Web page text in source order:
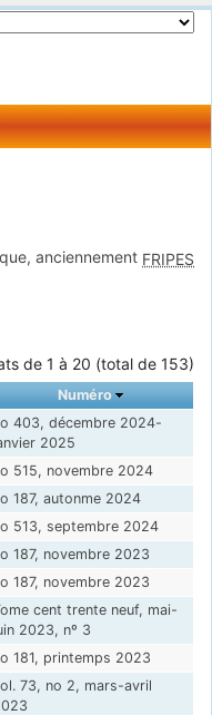
anciennement FRIPES
de 1 à 20 (total de 153)
Numéro
403, décembre 2024-
2025
515, novembre 2024
187, autonme 2024
513, septembre 2024
187, novembre 2023
187, novembre 2023
cent trente neuf, mai-
2023, nº 3
181, printemps 2023
73, no 2, mars-avril